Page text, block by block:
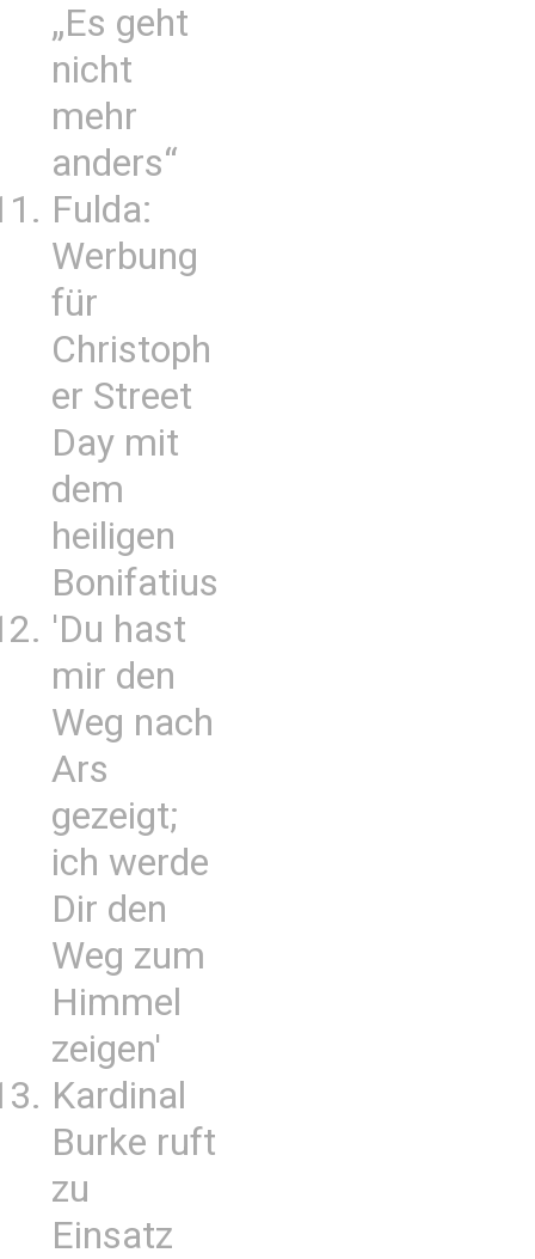
„Es geht
nicht
mehr
anders“
Fulda:
Werbung
für
Christoph
er Street
Day mit
dem
heiligen
Bonifatius
'Du hast
mir den
Weg nach
Ars
gezeigt;
ich werde
Dir den
Weg zum
Himmel
zeigen'
Kardinal
Burke ruft
zu
Einsatz